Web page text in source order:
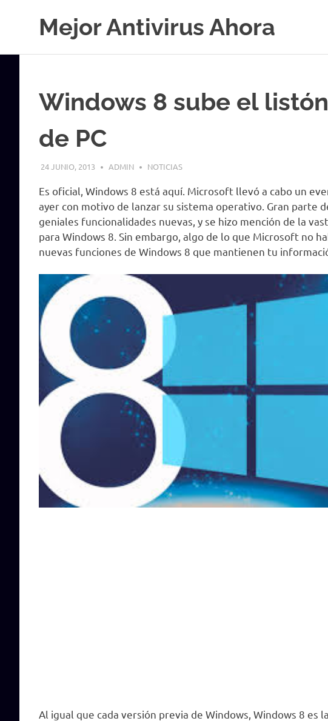
contenidoMejor Antivirus Ahora
Windows 8 sube el
de PC
24 JUNIO, 2013 ADMIN NOTICIAS
Es oficial, Windows 8 está aquí. Microsoft llevó a cabo un
ayer con motivo de lanzar su sistema operativo. Gran parte
geniales funcionalidades nuevas, y se hizo mención de la
para Windows 8. Sin embargo, algo de lo que Microsoft no
nuevas funciones de Windows 8 que mantienen tu
Al igual que cada versión previa de Windows, Windows 8 es